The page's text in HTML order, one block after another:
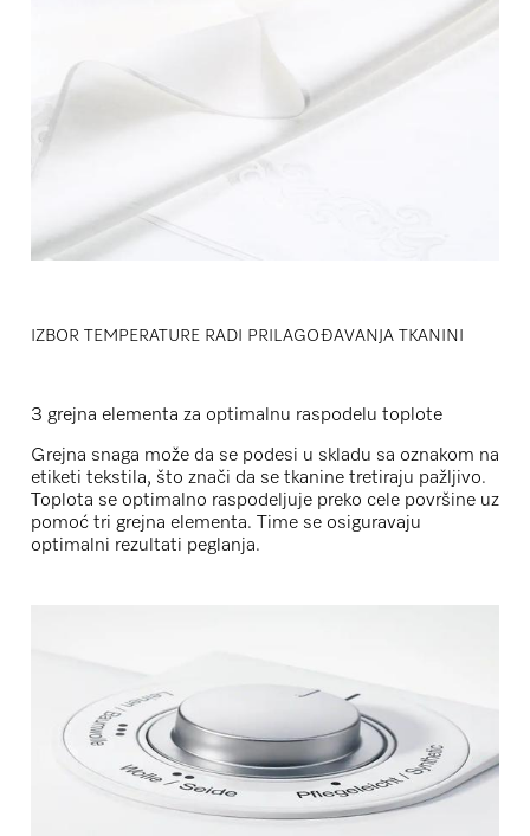
IZBOR TEMPERATURE RADI PRILAGOĐAVANJA TKANINI
3 grejna elementa za optimalnu raspodelu toplote
Grejna snaga može da se podesi u skladu sa oznakom na
etiketi tekstila, što znači da se tkanine tretiraju pažljivo.
Toplota se optimalno raspodeljuje preko cele površine uz
pomoć tri grejna elementa. Time se osiguravaju
optimalni rezultati peglanja.